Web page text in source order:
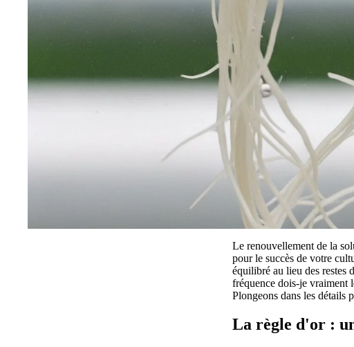
Le renouvellement de la
pour le succès de votre
équilibré au lieu des restes
fréquence dois-je vraiment
Plongeons dans les détails
La règle d'or :